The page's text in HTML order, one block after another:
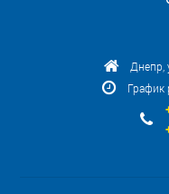
Днепр,
График